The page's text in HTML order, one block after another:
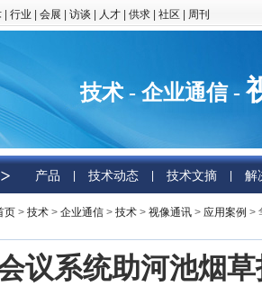
行业 会展 访谈 人才 供求 社区 周刊
技术 - 企业通信 -
产品 技术动态 技术文摘 解
页 > 技术 > 企业通信 > 技术 > 视像通讯 > 应用案例 >
议系统助河池烟